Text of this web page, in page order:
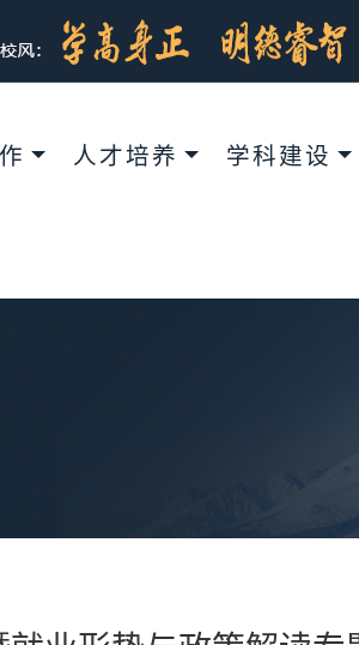
人才培养 学科建设